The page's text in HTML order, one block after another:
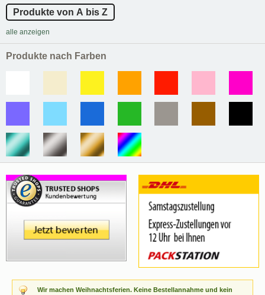
Wir machen Weihnachtsferien. Keine Bestellannahme und kein
Produkte von A bis Z
alle anzeigen
Produkte nach Farben